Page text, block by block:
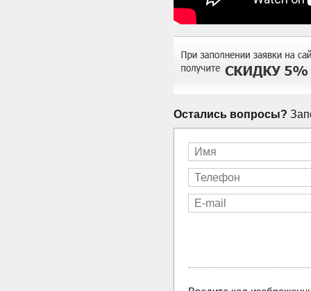
Остались вопросы?